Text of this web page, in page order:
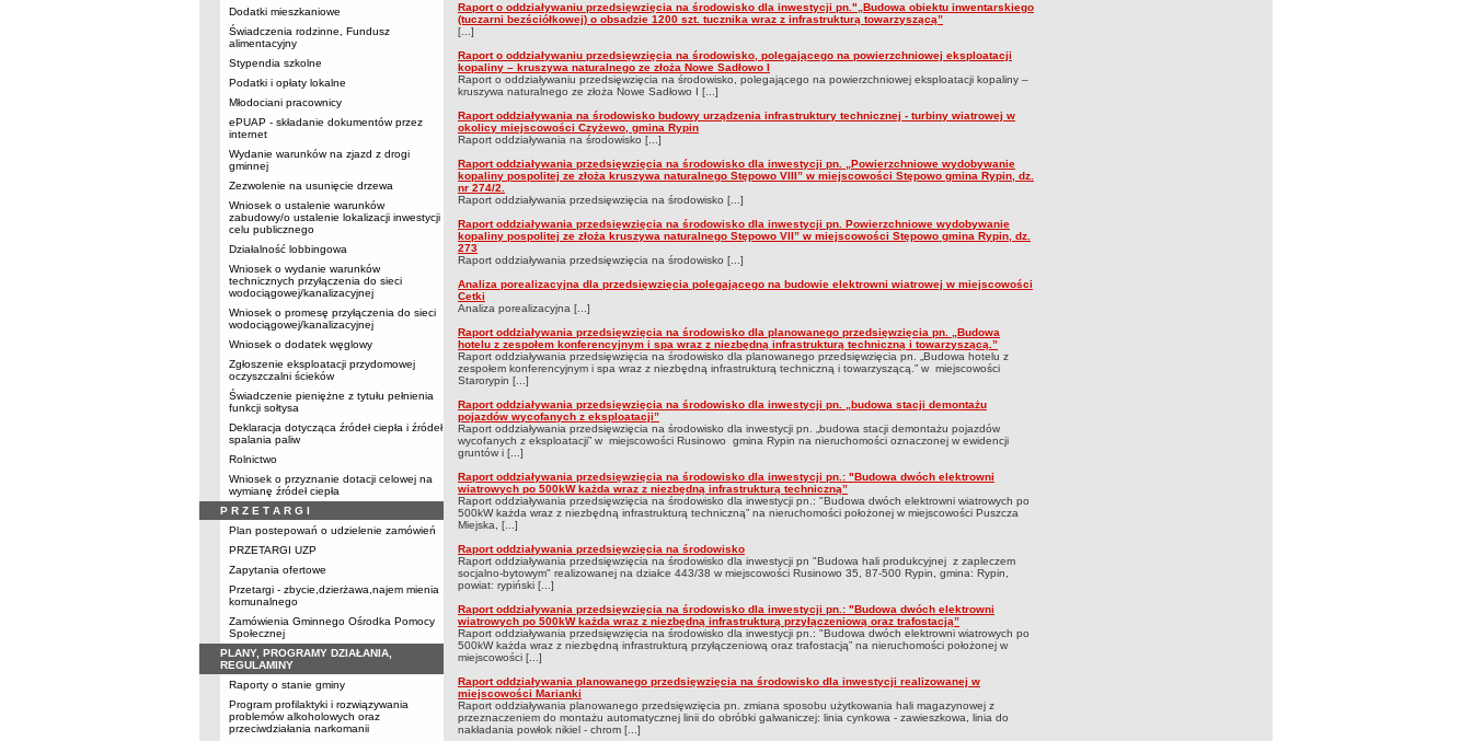
Dodatki mieszkaniowe
Świadczenia rodzinne, Fundusz
alimentacyjny
Stypendia szkolne
Podatki i opłaty lokalne
Młodociani pracownicy
ePUAP - składanie dokumentów przez
internet
Wydanie warunków na zjazd z drogi
gminnej
Zezwolenie na usunięcie drzewa
Wniosek o ustalenie warunków
zabudowy/o ustalenie lokalizacji inwestycji
celu publicznego
Działalność lobbingowa
Wniosek o wydanie warunków
technicznych przyłączenia do sieci
wodociągowej/kanalizacyjnej
Wniosek o promesę przyłączenia do sieci
wodociągowej/kanalizacyjnej
Wniosek o dodatek węglowy
Zgłoszenie eksploatacji przydomowej
oczyszczalni ścieków
Świadczenie pieniężne z tytułu pełnienia
funkcji sołtysa
Deklaracja dotycząca źródeł ciepła i źródeł
spalania paliw
Rolnictwo
Wniosek o przyznanie dotacji celowej na
wymianę źródeł ciepła
P R Z E T A R G I
Plan postepowań o udzielenie zamówień
PRZETARGI UZP
Zapytania ofertowe
Przetargi - zbycie,dzierżawa,najem mienia
komunalnego
Zamówienia Gminnego Ośrodka Pomocy
Społecznej
PLANY, PROGRAMY DZIAŁANIA,
REGULAMINY
Raporty o stanie gminy
Program profilaktyki i rozwiązywania
problemów alkoholowych oraz
przeciwdziałania narkomanii
Raport o oddziaływaniu przedsięwzięcia na środowisko dla inwestycji pn."„Budowa obiektu inwentarskiego
(tuczarni bezściółkowej) o obsadzie 1200 szt. tucznika wraz z infrastrukturą towarzyszącą”
[...]
Raport o oddziaływaniu przedsięwzięcia na środowisko, polegającego na powierzchniowej eksploatacji
kopaliny – kruszywa naturalnego ze złoża Nowe Sadłowo I
Raport o oddziaływaniu przedsięwzięcia na środowisko, polegającego na powierzchniowej eksploatacji kopaliny –
kruszywa naturalnego ze złoża Nowe Sadłowo I [...]
Raport oddziaływania na środowisko budowy urządzenia infrastruktury technicznej - turbiny wiatrowej w
okolicy miejscowości Czyżewo, gmina Rypin
Raport oddziaływania na środowisko [...]
Raport oddziaływania przedsięwzięcia na środowisko dla inwestycji pn. „Powierzchniowe wydobywanie
kopaliny pospolitej ze złoża kruszywa naturalnego Stępowo VIII” w miejscowości Stępowo gmina Rypin, dz.
nr 274/2.
Raport oddziaływania przedsięwzięcia na środowisko [...]
Raport oddziaływania przedsięwzięcia na środowisko dla inwestycji pn. Powierzchniowe wydobywanie
kopaliny pospolitej ze złoża kruszywa naturalnego Stępowo VII” w miejscowości Stępowo gmina Rypin, dz.
273
Raport oddziaływania przedsięwzięcia na środowisko [...]
Analiza porealizacyjna dla przedsięwzięcia polegającego na budowie elektrowni wiatrowej w miejscowości
Cetki
Analiza porealizacyjna [...]
Raport oddziaływania przedsięwzięcia na środowisko dla planowanego przedsięwzięcia pn. „Budowa
hotelu z zespołem konferencyjnym i spa wraz z niezbędną infrastrukturą techniczną i towarzyszącą.”
Raport oddziaływania przedsięwzięcia na środowisko dla planowanego przedsięwzięcia pn. „Budowa hotelu z
zespołem konferencyjnym i spa wraz z niezbędną infrastrukturą techniczną i towarzyszącą.” w miejscowości
Starorypin [...]
Raport oddziaływania przedsięwzięcia na środowisko dla inwestycji pn. „budowa stacji demontażu
pojazdów wycofanych z eksploatacji”
Raport oddziaływania przedsięwzięcia na środowisko dla inwestycji pn. „budowa stacji demontażu pojazdów
wycofanych z eksploatacji” w miejscowości Rusinowo gmina Rypin na nieruchomości oznaczonej w ewidencji
gruntów i [...]
Raport oddziaływania przedsięwzięcia na środowisko dla inwestycji pn.: "Budowa dwóch elektrowni
wiatrowych po 500kW każda wraz z niezbędną infrastrukturą techniczną”
Raport oddziaływania przedsięwzięcia na środowisko dla inwestycji pn.: "Budowa dwóch elektrowni wiatrowych po
500kW każda wraz z niezbędną infrastrukturą techniczną” na nieruchomości położonej w miejscowości Puszcza
Miejska, [...]
Raport oddziaływania przedsięwzięcia na środowisko
Raport oddziaływania przedsięwzięcia na środowisko dla inwestycji pn "Budowa hali produkcyjnej z zapleczem
socjalno-bytowym" realizowanej na działce 443/38 w miejscowości Rusinowo 35, 87-500 Rypin, gmina: Rypin,
powiat: rypiński [...]
Raport oddziaływania przedsięwzięcia na środowisko dla inwestycji pn.: "Budowa dwóch elektrowni
wiatrowych po 500kW każda wraz z niezbędną infrastrukturą przyłączeniową oraz trafostacją”
Raport oddziaływania przedsięwzięcia na środowisko dla inwestycji pn.: "Budowa dwóch elektrowni wiatrowych po
500kW każda wraz z niezbędną infrastrukturą przyłączeniową oraz trafostacją” na nieruchomości położonej w
miejscowości [...]
Raport oddziaływania planowanego przedsięwzięcia na środowisko dla inwestycji realizowanej w
miejscowości Marianki
Raport oddziaływania planowanego przedsięwzięcia pn. zmiana sposobu użytkowania hali magazynowej z
przeznaczeniem do montażu automatycznej linii do obróbki galwaniczej: linia cynkowa - zawieszkowa, linia do
nakładania powłok nikiel - chrom [...]